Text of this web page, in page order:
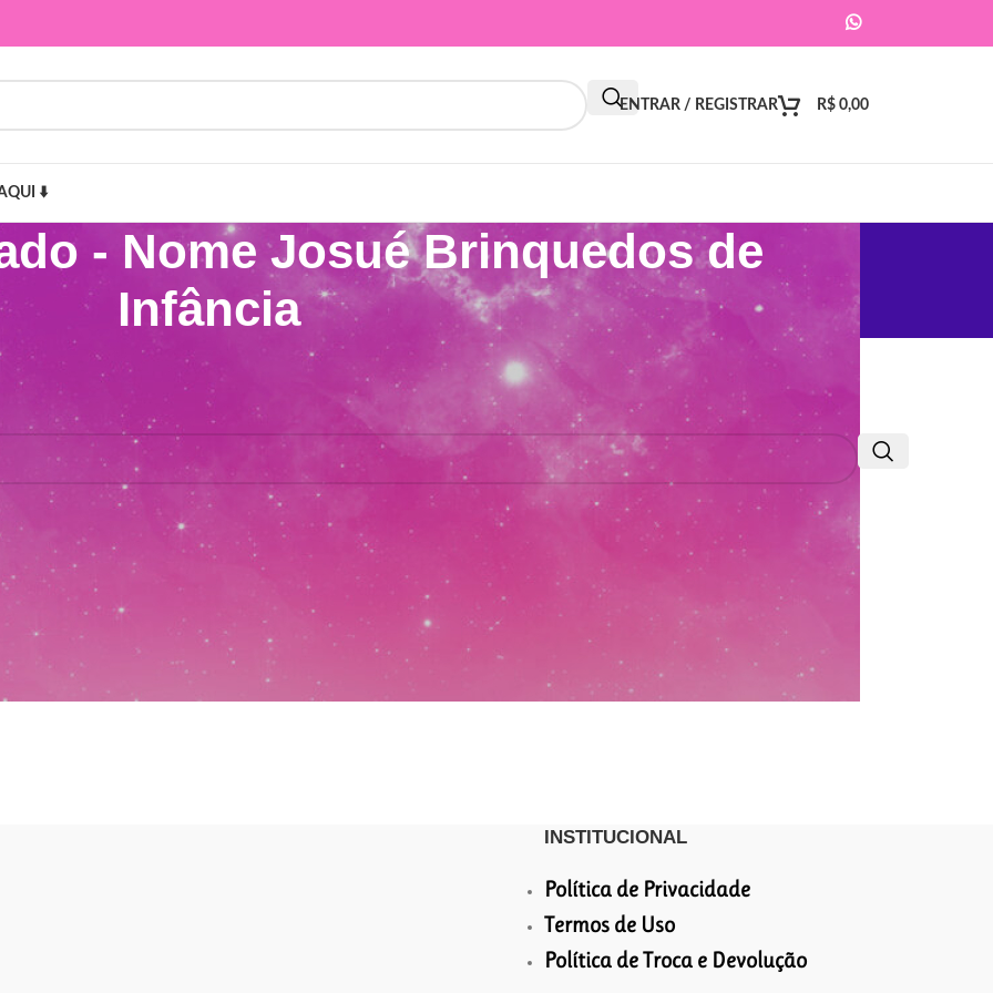
ENTRAR / REGISTRAR R$ 0,00
⬇️
- Nome Josué Brinquedos de
Infância
Brinquedos de Infância”
INSTITUCIONAL
Política de Privacidade
Termos de Uso
Política de Troca e Devolução